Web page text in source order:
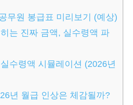
무원 봉급표 미리보기 (예상)
히는 진짜 금액, 실수령액 파
수령액 시뮬레이션 (2026년
년 월급 인상은 체감될까?